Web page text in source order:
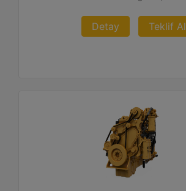
Detay Teklif Al